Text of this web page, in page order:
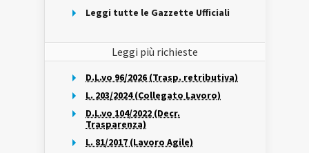
Leggi tutte le Gazzette Ufficiali
Leggi più richieste
D.L.vo 96/2026 (Trasp. retributiva)
L. 203/2024 (Collegato Lavoro)
D.L.vo 104/2022 (Decr.
Trasparenza)
L. 81/2017 (Lavoro Agile)